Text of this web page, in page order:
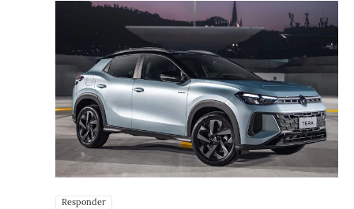
Responder